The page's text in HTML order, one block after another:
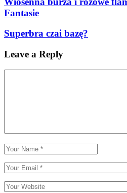
Fantasie
Superbra czai bazę?
Leave a Reply